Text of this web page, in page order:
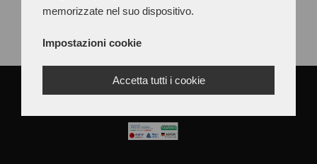
memorizzate nel suo dispositivo.
Impostazioni cookie
Accetta tutti i cookie